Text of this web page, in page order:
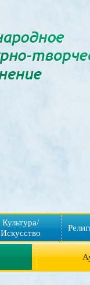
Культура/
Искусство